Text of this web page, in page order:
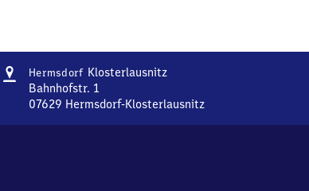
Adresse
Hermsdorf KlosterlausnitzHermsdorf-
Bahnhofstr. 1
07629 Hermsdorf-Klosterlausnitz